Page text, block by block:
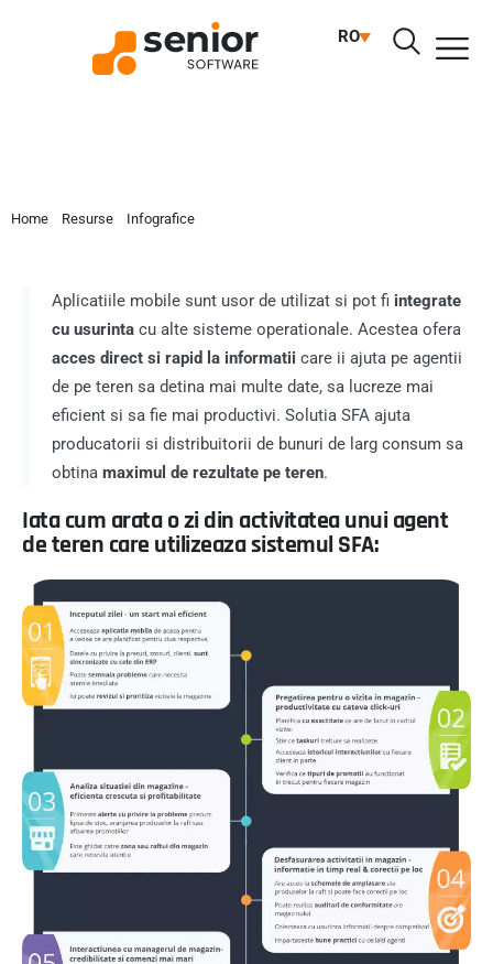
RO
INFOGRAFIC: CUM ARATA O ZI DIN
ACTIVITATEA UNUI REPREZENTANT
Home Resurse Infografice
Aplicatiile mobile sunt usor de utilizat si pot fi integrate
cu usurinta cu alte sisteme operationale. Acestea ofera
acces direct si rapid la informatii care ii ajuta pe agentii
de pe teren sa detina mai multe date, sa lucreze mai
eficient si sa fie mai productivi. Solutia SFA ajuta
producatorii si distribuitorii de bunuri de larg consum sa
obtina maximul de rezultate pe teren.
Iata cum arata o zi din activitatea unui agent
de teren care utilizeaza sistemul SFA: